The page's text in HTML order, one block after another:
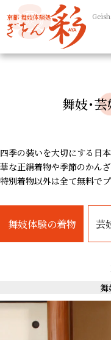
京都 舞妓体験処
舞妓･
四季の装いを大切にする日
華な正絹着物や季節のかん
特別着物以外は全て無料で
舞妓体験 芸
舞